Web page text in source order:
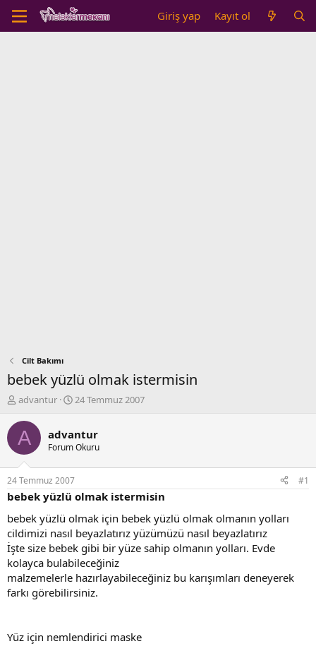
Giriş yap Kayıt ol
Cilt Bakımı
bebek yüzlü olmak istermisin
K
n
b
y
u
b
a
ş
l
a
t
a
n
advantur
B
l
a
g
ı
ç
t
a
r
i
h
24 Temmuz 2007
A advantur
Forum Okuru
24 Temmuz 2007 #1
bebek yüzlü olmak istermisin
bebek yüzlü olmak için bebek yüzlü olmak olmanın yolları
cildimizi nasıl beyazlatırız yüzümüzü nasıl beyazlatırız
İşte size bebek gibi bir yüze sahip olmanın yolları. Evde
kolayca bulabileceğiniz
malzemelerle hazırlayabileceğiniz bu karışımları deneyerek
farkı görebilirsiniz.
Yüz için nemlendirici maske